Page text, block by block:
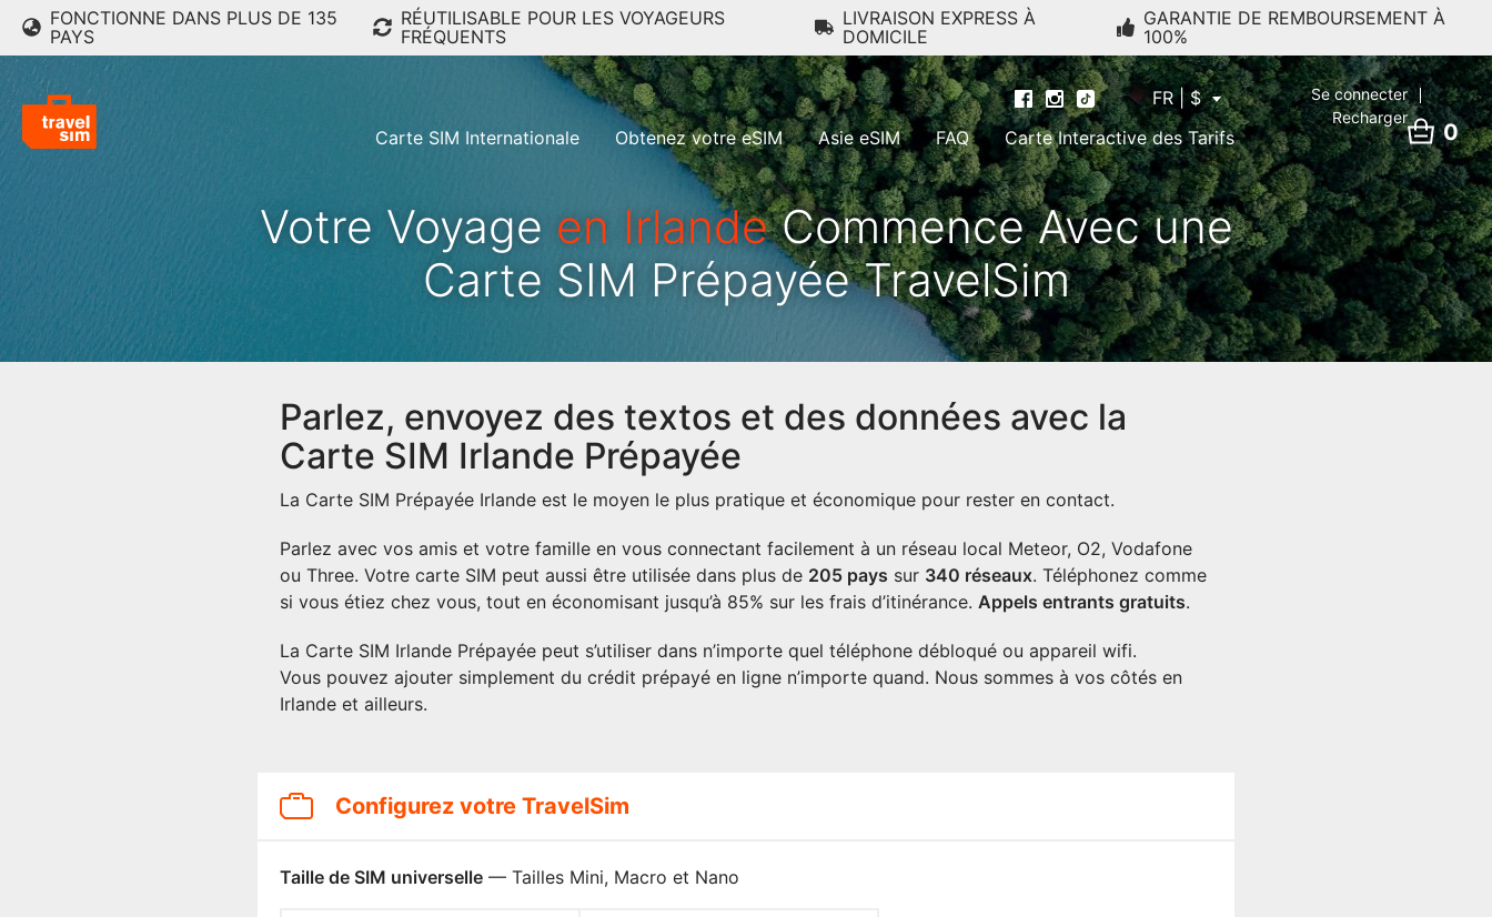
FONCTIONNE DANS PLUS DE 135
PAYS
RÉUTILISABLE POUR LES VOYAGEURS
FRÉQUENTS
LIVRAISON EXPRESS À
DOMICILE
GARANTIE DE REMBOURSEMENT À
100%
FR | $
Carte SIM Internationale
Obtenez votre eSIM Asie eSIM FAQ Carte Interactive des Tarifs 0
Se connecter
Recharger
Votre Voyage en IrlandeCommence Avec une
Carte SIM Prépayée TravelSim
Parlez, envoyez des textos et des données avec la
Carte SIM Irlande Prépayée
La Carte SIM Prépayée Irlande est le moyen le plus pratique et économique pour rester en contact.
Parlez avec vos amis et votre famille en vous connectant facilement à un réseau local Meteor, O2, Vodafone
ou Three. Votre carte SIM peut aussi être utilisée dans plus de 205 pays sur 340 réseaux. Téléphonez comme
si vous étiez chez vous, tout en économisant jusqu’à 85% sur les frais d’itinérance. Appels entrants gratuits.
La Carte SIM Irlande Prépayée peut s’utiliser dans n’importe quel téléphone débloqué ou appareil wifi.
Vous pouvez ajouter simplement du crédit prépayé en ligne n’importe quand. Nous sommes à vos côtés en
Irlande et ailleurs.
Configurez votre TravelSim
Taille de SIM universelle — Tailles Mini, Macro et Nano